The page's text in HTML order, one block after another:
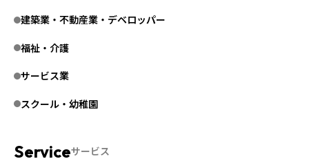
建築業・不動産業・デベロッパー
福祉・介護
サービス業
スクール・幼稚園
サービス